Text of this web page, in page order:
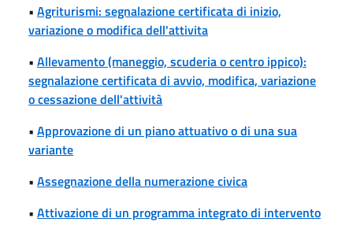
• Agriturismi: segnalazione certificata di inizio,
variazione o modifica dell'attivita
• Allevamento (maneggio, scuderia o centro ippico):
segnalazione certificata di avvio, modifica, variazione
o cessazione dell'attività
• Approvazione di un piano attuativo o di una sua
variante
• Assegnazione della numerazione civica
• Attivazione di un programma integrato di intervento